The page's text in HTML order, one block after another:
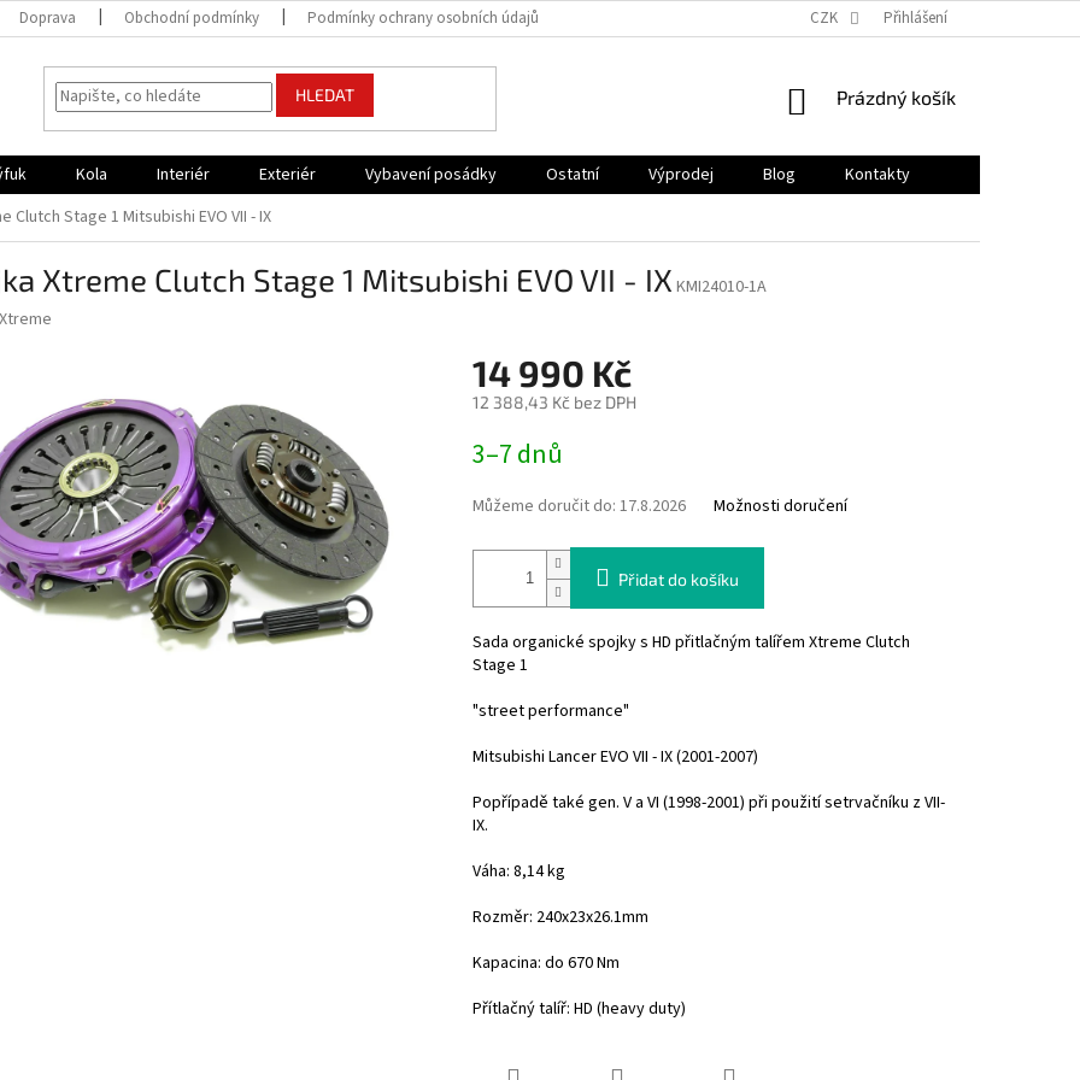
Doprava Obchodní podmínky Podmínky ochrany osobních údajů CZK Přihlášení
HLEDAT
NÁKUPNÍ
Prázdný košík
Kola Interiér Exteriér Vybavení posádky Ostatní Výprodej Blog
Kontakty
Clutch Stage 1 Mitsubishi EVO VII - IX
Xtreme Clutch Stage 1 Mitsubishi EVO VII - IX KMI24010-1A
Xtreme
14 990 Kč
12 388,43 Kč bez DPH
cena:
3–7 dnů
Můžeme doručit do: 17.8.2026 Možnosti doručení
Přidat do košíku
Sada organické spojky s HD přitlačným talířem Xtreme Clutch
Stage 1
"street performance"
Mitsubishi Lancer EVO VII - IX (2001-2007)
Popřípadě také gen. V a VI (1998-2001) při použití setrvačníku z VII-
IX.
Váha: 8,14 kg
Rozměr: 240x23x26.1mm
Kapacina: do 670 Nm
Přítlačný talíř: HD (heavy duty)